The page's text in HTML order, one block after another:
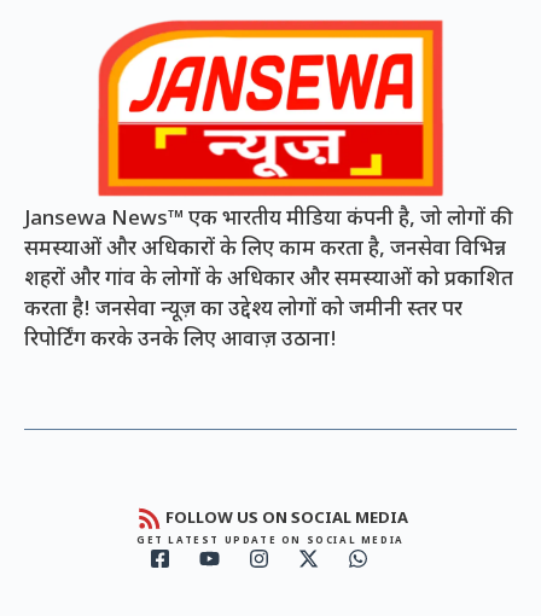
Jansewa News™ एक भारतीय मीडिया कंपनी है, जो लोगों की
समस्याओं और अधिकारों के लिए काम करता है, जनसेवा विभिन्न
शहरों और गांव के लोगों के अधिकार और समस्याओं को प्रकाशित
करता है! जनसेवा न्यूज़ का उद्देश्य लोगों को जमीनी स्तर पर
रिपोर्टिंग करके उनके लिए आवाज़ उठाना!
FOLLOW US ON SOCIAL MEDIA
GET LATEST UPDATE ON SOCIAL MEDIA